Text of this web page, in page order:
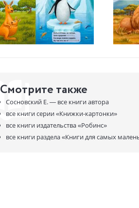
Смотрите также
Сосновский Е. — все книги автора
все книги серии«Книжки-картонки»
все книги издательства«Робинс»
все книги раздела«Книги для самых